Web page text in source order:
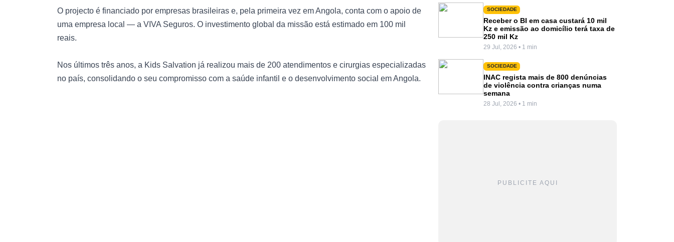
O projecto é financiado por empresas brasileiras e, pela primeira vez em Angola, conta com o apoio de
uma empresa local — a VIVA Seguros. O investimento global da missão está estimado em 100 mil
reais.
Nos últimos três anos, a Kids Salvation já realizou mais de 200 atendimentos e cirurgias especializadas
no país, consolidando o seu compromisso com a saúde infantil e o desenvolvimento social em Angola.
SOCIEDADE
Receber o BI em casa custará 10 mil
Kz e emissão ao domicílio terá taxa de
250 mil Kz
29 Jul, 2026 • 1 min
SOCIEDADE
INAC regista mais de 800 denúncias
de violência contra crianças numa
semana
28 Jul, 2026 • 1 min
PUBLICITE AQUI